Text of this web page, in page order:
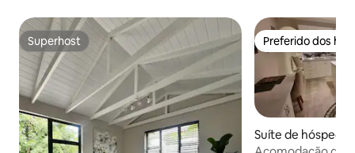
Superhost
Superhost Preferido dos
Preferido dos
Suíte de hóspedes
don